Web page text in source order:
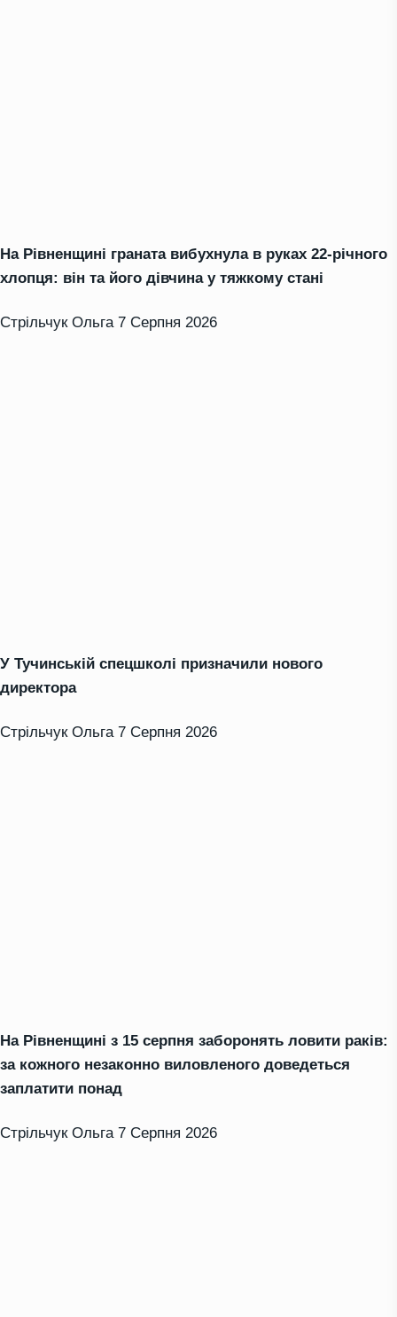
На Рівненщині граната вибухнула в руках 22-річного
хлопця: він та його дівчина у тяжкому стані
Стрільчук Ольга 7 Серпня 2026
У Тучинській спецшколі призначили нового
директора
Стрільчук Ольга 7 Серпня 2026
На Рівненщині з 15 серпня заборонять ловити раків:
за кожного незаконно виловленого доведеться
заплатити понад
Стрільчук Ольга 7 Серпня 2026